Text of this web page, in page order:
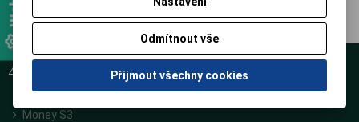
ZÁKAZNICKÝ SERVIS
jiranek.cz
Money S3
Odmítnout vše
Přijmout všechny cookies